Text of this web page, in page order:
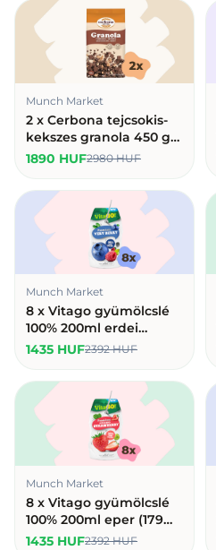
Munch Market
2 x Cerbona tejcsokis-
kekszes granola 450 g
(945 Ft/db)
1890 HUF2980 HUF
Munch Market
8 x Vitago gyümölcslé
100% 200ml erdei
gyümölcs (179 HUF/db)
1435 HUF2392 HUF
Munch Market
8 x Vitago gyümölcslé
100% 200ml eper (179
HUF/db)
1435 HUF2392 HUF